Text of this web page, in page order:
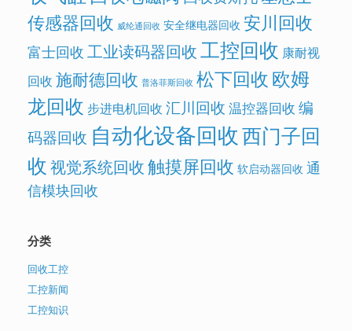
传感器回收 威纶通回收 安全继电器回收 安川回收
富士回收工业读码器回收工控回收 康耐视
回收 施耐德回收 普洛菲斯回收 松下回收欧姆
龙回收 步进电机回收 汇川回收 温控器回收 编
码器回收 自动化设备回收西门子回
收视觉系统回收触摸屏回收 软启动器回收 通
信模块回收
分类
回收工控
工控新闻
工控知识